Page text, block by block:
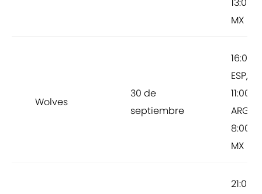
MX
Wolves
30 de
septiembre
16:00
ESP,
11:00
ARG,
8:00
MX
21:00